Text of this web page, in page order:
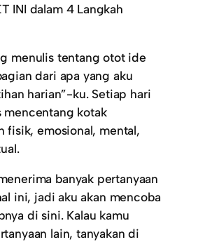
INI dalam 4 Langkah
menulis tentang otot ide
dari apa yang aku
harian”-ku. Setiap hari
mencentang kotak
fisik, emosional, mental,
banyak pertanyaan
ini, jadi aku akan mencoba
di sini. Kalau kamu
lain, tanyakan di